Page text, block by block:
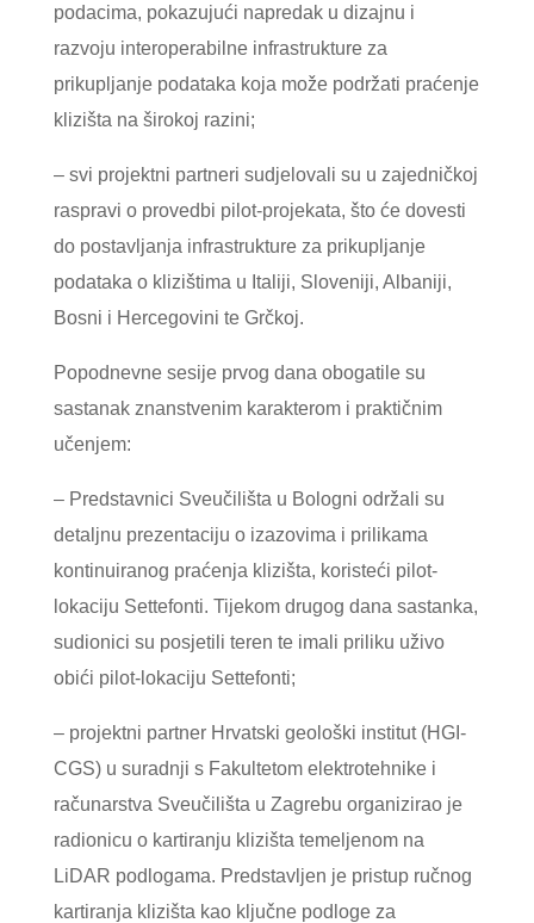
podacima, pokazujući napredak u dizajnu i
razvoju interoperabilne infrastrukture za
prikupljanje podataka koja može podržati praćenje
klizišta na širokoj razini;
– svi projektni partneri sudjelovali su u zajedničkoj
raspravi o provedbi pilot-projekata, što će dovesti
do postavljanja infrastrukture za prikupljanje
podataka o klizištima u Italiji, Sloveniji, Albaniji,
Bosni i Hercegovini te Grčkoj.
Popodnevne sesije prvog dana obogatile su
sastanak znanstvenim karakterom i praktičnim
učenjem:
– Predstavnici Sveučilišta u Bologni održali su
detaljnu prezentaciju o izazovima i prilikama
kontinuiranog praćenja klizišta, koristeći pilot-
lokaciju Settefonti. Tijekom drugog dana sastanka,
sudionici su posjetili teren te imali priliku uživo
obići pilot-lokaciju Settefonti;
– projektni partner Hrvatski geološki institut (HGI-
CGS) u suradnji s Fakultetom elektrotehnike i
računarstva Sveučilišta u Zagrebu organizirao je
radionicu o kartiranju klizišta temeljenom na
LiDAR podlogama. Predstavljen je pristup ručnog
kartiranja klizišta kao ključne podloge za